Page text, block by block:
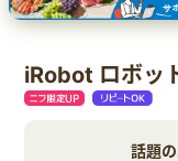
【実質初月無料】DMM
iRobot ロボッ
話題